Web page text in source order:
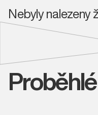
Nebyly nalezeny
Proběhlé